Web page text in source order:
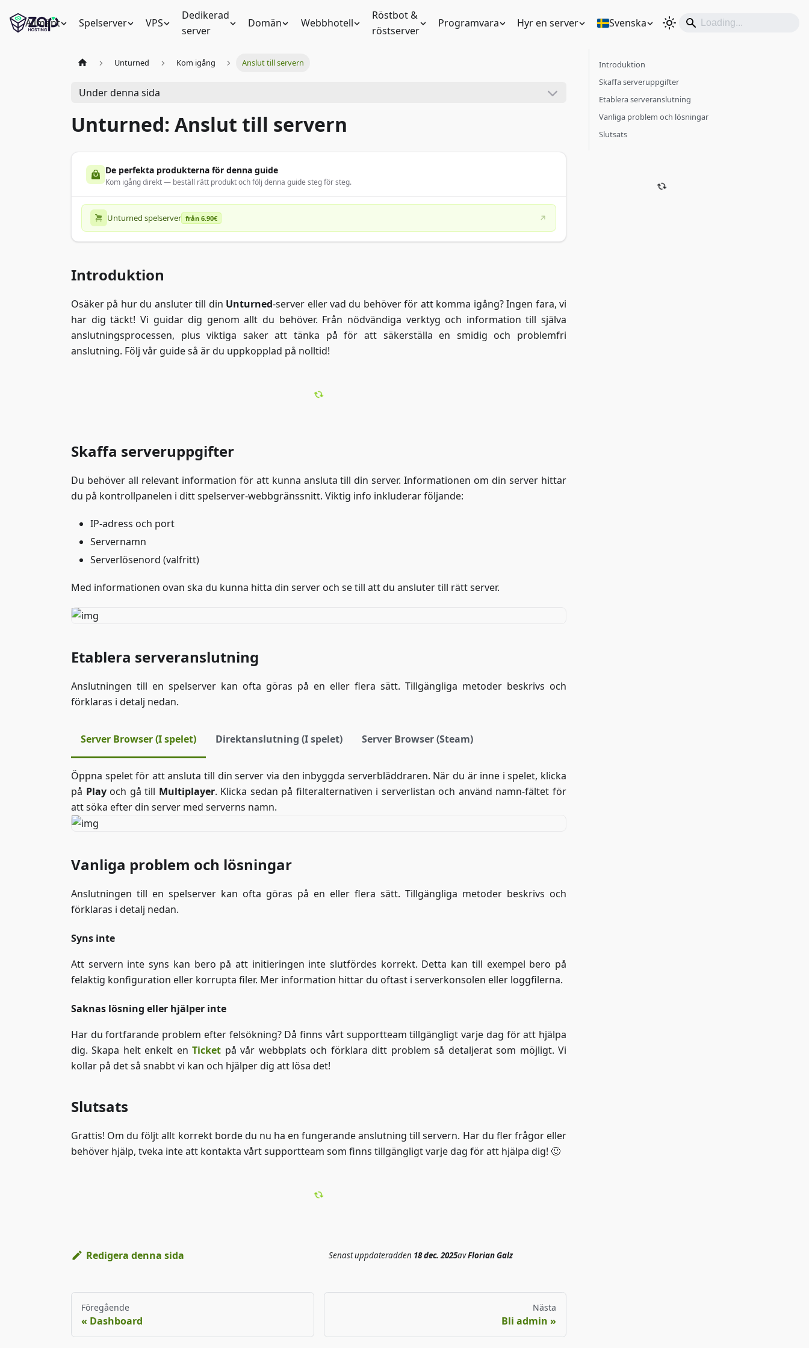
Allmänt Spelserver VPS
Dedikerad
server
Domän Webbhotell
Röstbot &
röstserver
Programvara Hyr en server Svenska
Unturned Kom igång Anslut till servern
Under denna sida
Unturned: Anslut till servern
De perfekta produkterna för denna guide
Kom igång direkt — beställ rätt produkt och följ denna guide steg för steg.
Unturned spelserver från 6.90€
Introduktion
Osäker på hur du ansluter till din Unturned-server eller vad du behöver för att komma igång? Ingen fara, vi
har dig täckt! Vi guidar dig genom allt du behöver. Från nödvändiga verktyg och information till själva
anslutningsprocessen, plus viktiga saker att tänka på för att säkerställa en smidig och problemfri
anslutning. Följ vår guide så är du uppkopplad på nolltid!
Skaffa serveruppgifter
Du behöver all relevant information för att kunna ansluta till din server. Informationen om din server hittar
du på kontrollpanelen i ditt spelserver-webbgränssnitt. Viktig info inkluderar följande:
IP-adress och port
Servernamn
Serverlösenord (valfritt)
Med informationen ovan ska du kunna hitta din server och se till att du ansluter till rätt server.
Etablera serveranslutning
Anslutningen till en spelserver kan ofta göras på en eller flera sätt. Tillgängliga metoder beskrivs och
förklaras i detalj nedan.
Server Browser (I spelet) Direktanslutning (I spelet) Server Browser (Steam)
Öppna spelet för att ansluta till din server via den inbyggda serverbläddraren. När du är inne i spelet, klicka
på Playoch gå till Multiplayer. Klicka sedan på filteralternativen i serverlistan och använd namn-fältet för
att söka efter din server med serverns namn.
Vanliga problem och lösningar
Anslutningen till en spelserver kan ofta göras på en eller flera sätt. Tillgängliga metoder beskrivs och
förklaras i detalj nedan.
Syns inte
Att servern inte syns kan bero på att initieringen inte slutfördes korrekt. Detta kan till exempel bero på
felaktig konfiguration eller korrupta filer. Mer information hittar du oftast i serverkonsolen eller loggfilerna.
Saknas lösning eller hjälper inte
Har du fortfarande problem efter felsökning? Då finns vårt supportteam tillgängligt varje dag för att hjälpa
dig. Skapa helt enkelt enTicket på vår webbplats och förklara ditt problem så detaljerat som möjligt. Vi
kollar på det så snabbt vi kan och hjälper dig att lösa det!
Slutsats
Grattis! Om du följt allt korrekt borde du nu ha en fungerande anslutning till servern. Har du fler frågor eller
behöver hjälp, tveka inte att kontakta vårt supportteam som finns tillgängligt varje dag för att hjälpa dig! 🙂
Redigera denna sida Senast uppdateradden 18 dec. 2025avFlorian Galz
Föregående
Dashboard
Nästa
Bli admin
Introduktion
Skaffa serveruppgifter
Etablera serveranslutning
Vanliga problem och lösningar
Slutsats